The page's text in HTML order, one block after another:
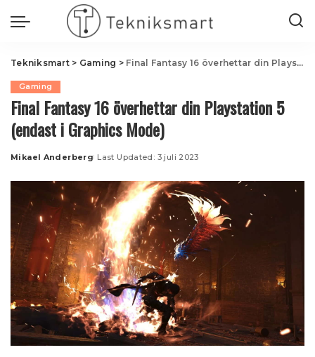
Tekniksmart> Gaming > Final Fantasy 16 överhettar din Playstation 5 (endast i Graphics Mode)
Gaming
Final Fantasy 16 överhettar din Playstation 5
(endast i Graphics Mode)
Posted
Mikael Anderberg Last Updated: 3 juli 2023